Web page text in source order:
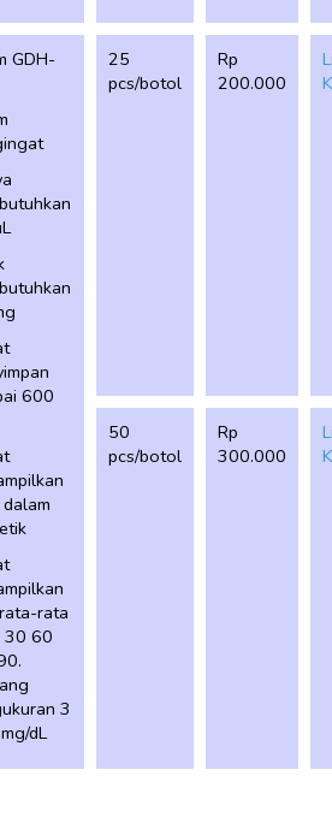
GDH-
600
rata
30 60
3
dL
25
pcs/botol
Rp
200.000
50
pcs/botol
Rp
300.000